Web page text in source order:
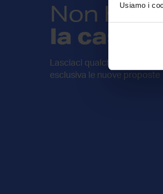
Usiamo i
Non hai
la casa
Lasciaci qualche
esclusiva le nuove proposte